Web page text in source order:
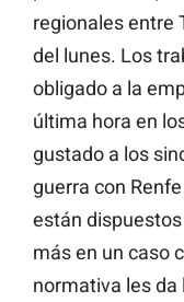
regionales entre
del lunes. Los
obligado a la
última hora en
gustado a los
guerra con
están
más en un caso
normativa les da